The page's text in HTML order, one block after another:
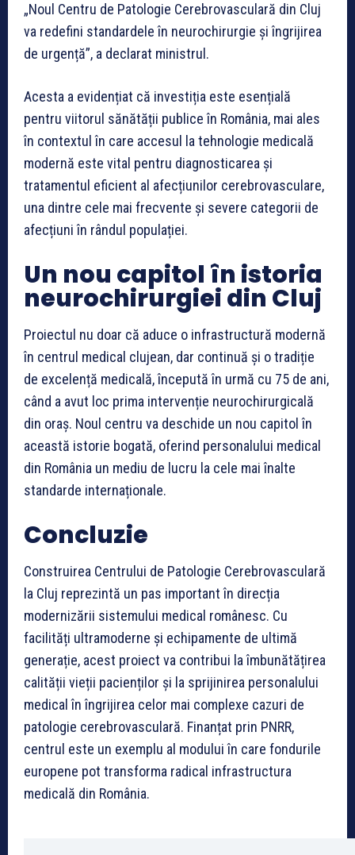
„Noul Centru de Patologie Cerebrovasculară din Cluj
va redefini standardele în neurochirurgie și îngrijirea
de urgență”, a declarat ministrul.
Acesta a evidențiat că investiția este esențială
pentru viitorul sănătății publice în România, mai ales
în contextul în care accesul la tehnologie medicală
modernă este vital pentru diagnosticarea și
tratamentul eficient al afecțiunilor cerebrovasculare,
una dintre cele mai frecvente și severe categorii de
afecțiuni în rândul populației.
Un nou capitol în istoria
neurochirurgiei din Cluj
Proiectul nu doar că aduce o infrastructură modernă
în centrul medical clujean, dar continuă și o tradiție
de excelență medicală, începută în urmă cu 75 de ani,
când a avut loc prima intervenție neurochirurgicală
din oraș. Noul centru va deschide un nou capitol în
această istorie bogată, oferind personalului medical
din România un mediu de lucru la cele mai înalte
standarde internaționale.
Concluzie
Construirea Centrului de Patologie Cerebrovasculară
la Cluj reprezintă un pas important în direcția
modernizării sistemului medical românesc. Cu
facilități ultramoderne și echipamente de ultimă
generație, acest proiect va contribui la îmbunătățirea
calității vieții pacienților și la sprijinirea personalului
medical în îngrijirea celor mai complexe cazuri de
patologie cerebrovasculară. Finanțat prin PNRR,
centrul este un exemplu al modului în care fondurile
europene pot transforma radical infrastructura
medicală din România.